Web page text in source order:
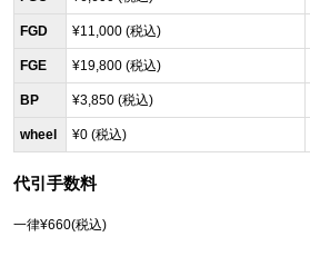
FGD ¥11,000 (税込)
FGE ¥19,800 (税込)
BP ¥3,850 (税込)
wheel ¥0 (税込)
代引手数料
一律¥660(税込)